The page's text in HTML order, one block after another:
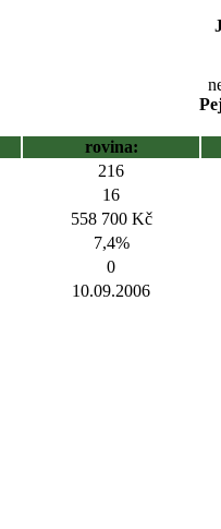
rovina:
216
16
558 700 Kč
7,4%
0
10.09.2006